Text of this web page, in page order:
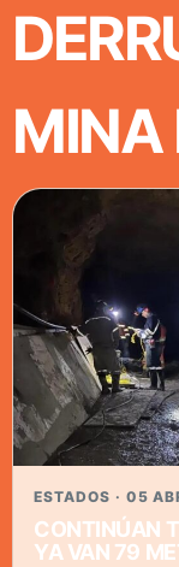
MINA
ESTADOS · 05
CONTINÚAN
YA VAN 79